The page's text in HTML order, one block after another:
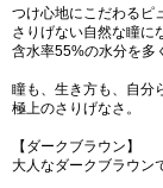
つけ心地にこだわるピ
さりげない自然な瞳
含水率55%の水分を多
瞳も、生き方も、自分
極上のさりげなさ。
【ダークブラウン】
大人なダークブラウン